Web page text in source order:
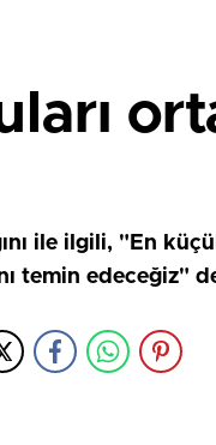
ile ilgili, "En
temin edeceğiz"